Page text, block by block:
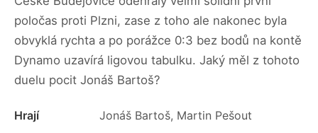
poločas proti Plzni, zase z toho ale nakonec byla
obvyklá rychta a po porážce 0:3 bez bodů na kontě
Dynamo uzavírá ligovou tabulku. Jaký měl z tohoto
duelu pocit Jonáš Bartoš?
Hrají Jonáš Bartoš, Martin Pešout